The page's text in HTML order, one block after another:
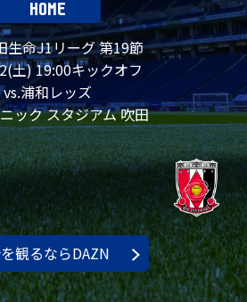
HOME
生命J1リーグ 第19節
土) 19:00キックオフ
vs.浦和レッズ
ック スタジアム 吹田
観るならDAZN